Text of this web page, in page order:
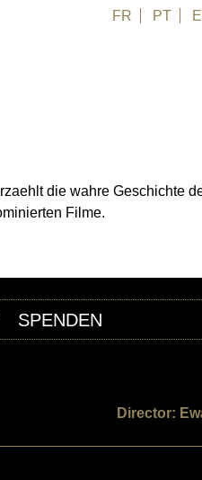
FR PT
die wahre Geschichte
Filme.
SPENDEN
Director: